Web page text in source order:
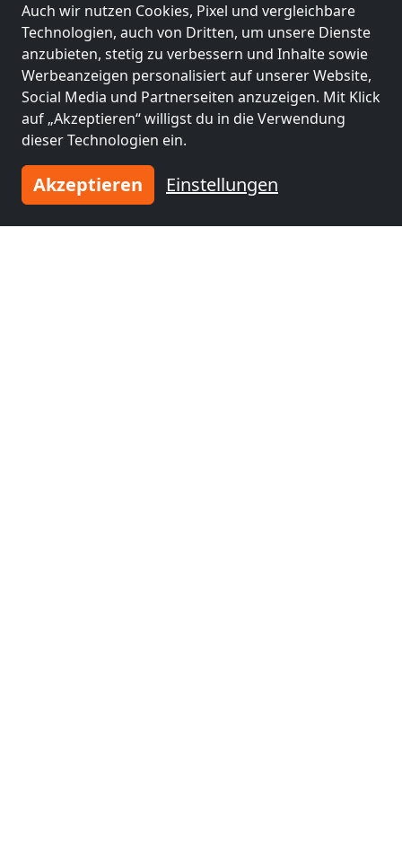
Auch wir nutzen Cookies, Pixel und vergleichbare
Technologien, auch von Dritten, um unsere Dienste
anzubieten, stetig zu verbessern und Inhalte sowie
Werbeanzeigen personalisiert auf unserer Website,
Social Media und Partnerseiten anzuzeigen. Mit Klick
auf „Akzeptieren“ willigst du in die Verwendung
dieser Technologien ein.
Akzeptieren Einstellungen